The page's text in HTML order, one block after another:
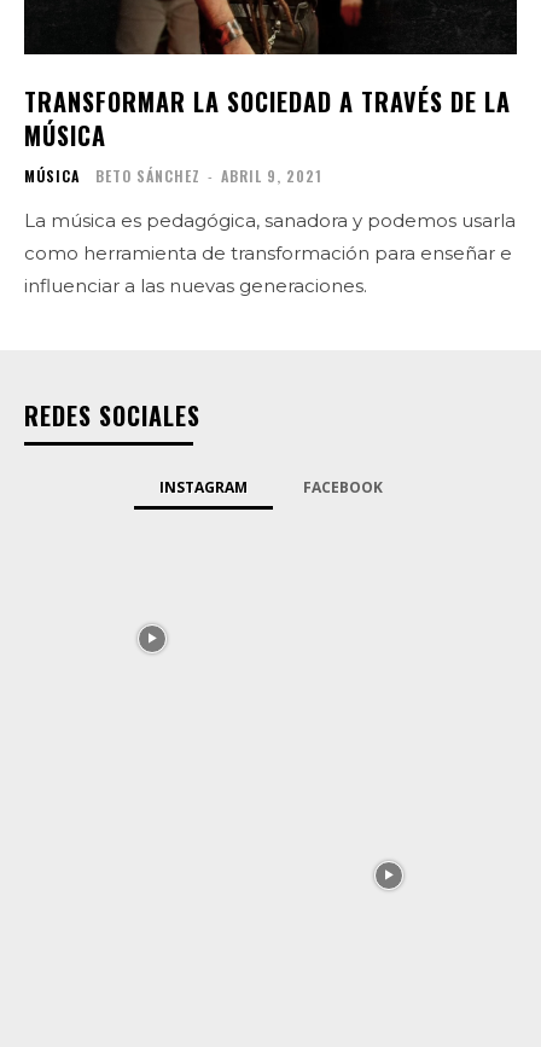
TRANSFORMAR LA SOCIEDAD A TRAVÉS DE LA
MÚSICA
MÚSICA BETO SÁNCHEZ - ABRIL 9, 2021
La música es pedagógica, sanadora y podemos usarla
como herramienta de transformación para enseñar e
influenciar a las nuevas generaciones.
REDES SOCIALES
INSTAGRAM FACEBOOK